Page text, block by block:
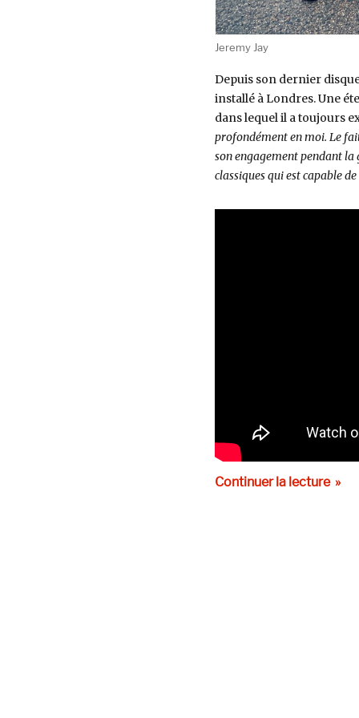
Jeremy Jay
Depuis son dernier
installé à Londres. Une
dans lequel il a toujours
profondément en moi. Le
son engagement pendant la
classiques qui est capable
Continuer la lecturede «